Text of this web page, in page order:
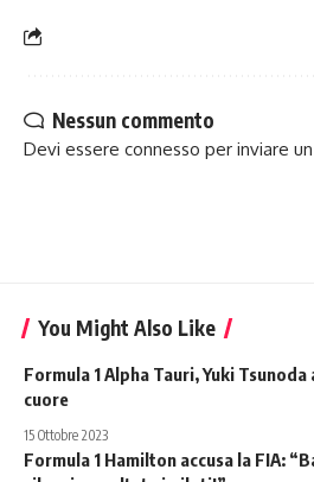
Nessun commento
Devi essere connesso per inviare
You Might Also Like
Formula 1 Alpha Tauri, Yuki
cuore
15 Ottobre 2023
Formula 1 Hamilton accusa la FIA: